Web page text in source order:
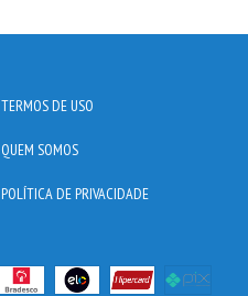
TERMOS DE USO
QUEM SOMOS
POLÍTICA DE PRIVACIDADE